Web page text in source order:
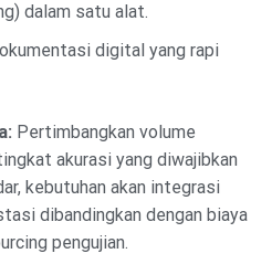
dalam satu alat.
digital yang rapi
Pertimbangkan volume
akurasi yang diwajibkan
kebutuhan akan integrasi
dibandingkan dengan biaya
pengujian.